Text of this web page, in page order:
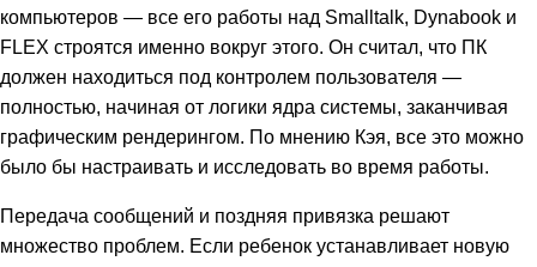
компьютеров — все его работы над Smalltalk, Dynabook и
FLEX строятся именно вокруг этого. Он считал, что ПК
должен находиться под контролем пользователя —
полностью, начиная от логики ядра системы, заканчивая
графическим рендерингом. По мнению Кэя, все это можно
было бы настраивать и исследовать во время работы.
Передача сообщений и поздняя привязка решают
множество проблем. Если ребенок устанавливает новую